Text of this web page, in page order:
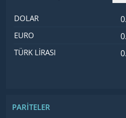
İsimDeğer
DOLAR
EURO
TÜRK LIRASI
PARITELER